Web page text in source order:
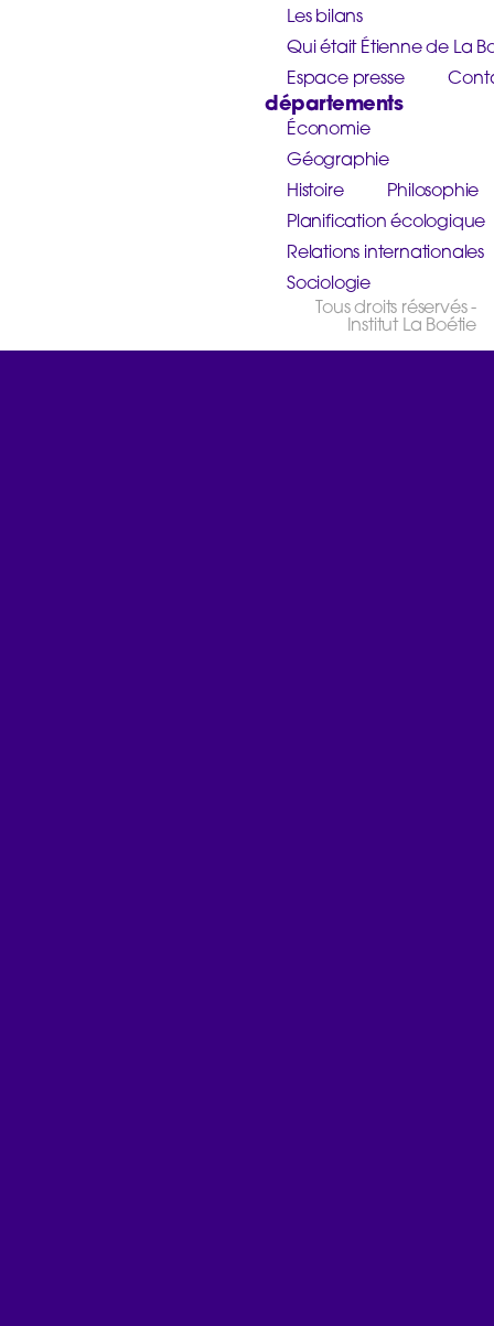
Les bilans
Qui était Étienne de La
Espace presse
départements
Économie
Géographie
Histoire
Philosophie
Planification écologique
Relations internationales
Sociologie
Tous droits réservés -
Institut La Boétie